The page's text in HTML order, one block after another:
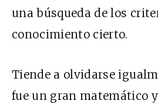
una búsqueda de los
conocimiento cierto.
Tiende a olvidarse
fue un gran matemático